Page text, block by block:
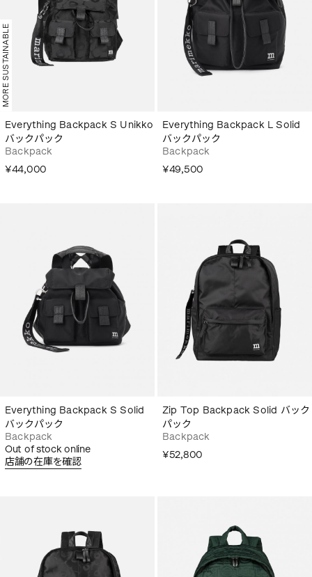
MORE SUSTAINABLE
Everything Backpack S Unikko
バックパック
Backpack
¥44,000
Everything Backpack L Solid
バックパック
Backpack
¥49,500
Everything Backpack S Solid
バックパック
Backpack
Out of stock online
店舗の在庫を確認
Zip Top Backpack Solid バック
パック
Backpack
¥52,800